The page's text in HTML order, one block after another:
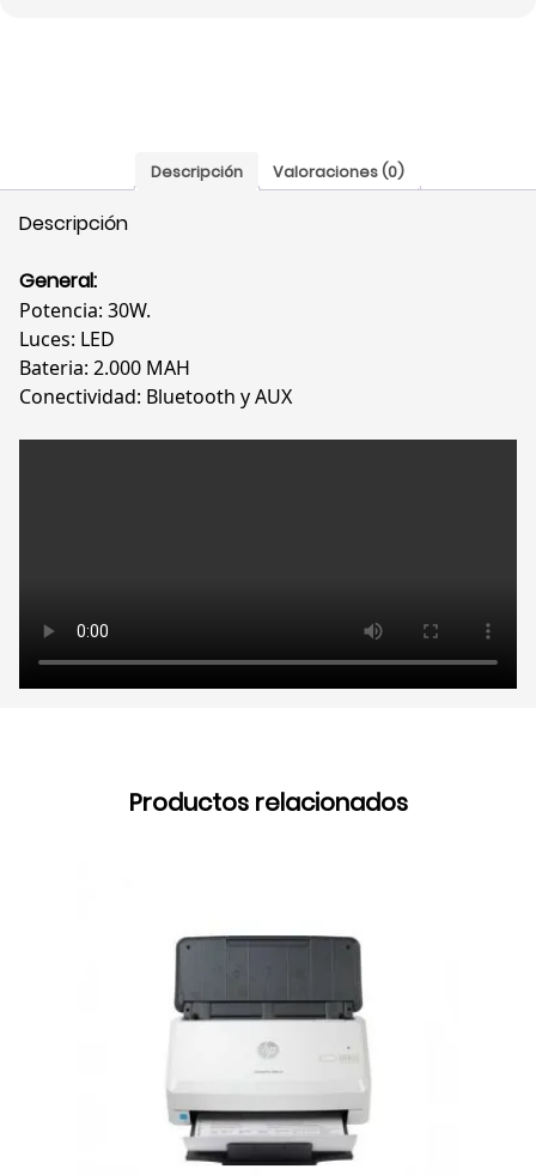
Descripción Valoraciones (0)
Descripción
General:
Potencia: 30W.
Luces: LED
Bateria: 2.000 MAH
Conectividad: Bluetooth y AUX
Productos relacionados